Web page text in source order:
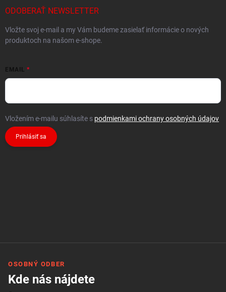
ODOBERAŤ NEWSLETTER
Vložte svoj e-mail a my Vám budeme zasielať informácie o nových
produktoch na našom e-shope.
EMAIL
Vložením e-mailu súhlasíte s podmienkami ochrany osobných údajov
Prihlásiť sa
OSOBNÝ ODBER
Kde nás nájdete